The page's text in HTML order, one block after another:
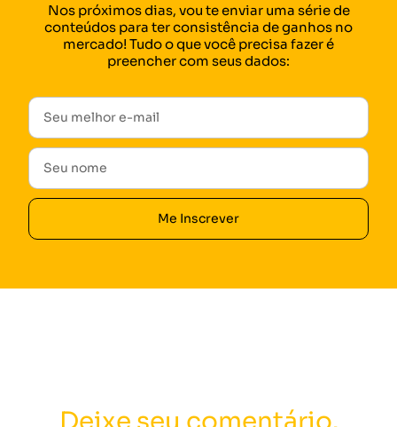
Nos próximos dias, vou te enviar uma série de
conteúdos para ter consistência de ganhos no
mercado! Tudo o que você precisa fazer é
preencher com seus dados:
Me Inscrever